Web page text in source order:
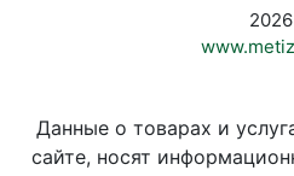
2026
Данные о товарах и
сайте, носят